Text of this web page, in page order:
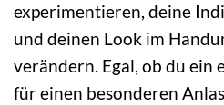
experimentieren, deine
und deinen Look im
verändern. Egal, ob du ein
für einen besonderen